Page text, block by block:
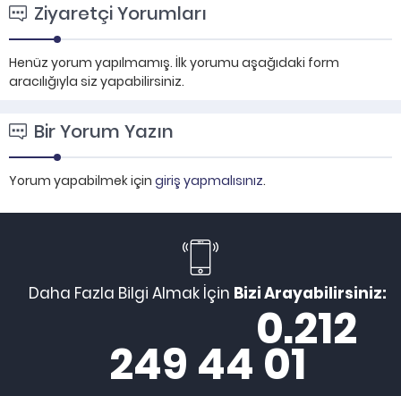
Ziyaretçi Yorumları
Henüz yorum yapılmamış. İlk yorumu aşağıdaki form
aracılığıyla siz yapabilirsiniz.
Bir Yorum Yazın
Yorum yapabilmek için giriş yapmalısınız.
Daha Fazla Bilgi Almak İçin Bizi Arayabilirsiniz:
0.212
249 44 01